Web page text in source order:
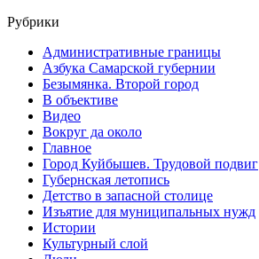
Рубрики
Административные границы
Азбука Самарской губернии
Безымянка. Второй город
В объективе
Видео
Вокруг да около
Главное
Город Куйбышев. Трудовой подвиг
Губернская летопись
Детство в запасной столице
Изъятие для муниципальных нужд
Истории
Культурный слой